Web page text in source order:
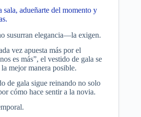
sala, adueñarte del momento y
susurran elegancia—la exigen.
vez apuesta más por el
es más”, el vestido de gala se
mejor manera posible.
de gala sigue reinando no solo
cómo hace sentir a la novia.